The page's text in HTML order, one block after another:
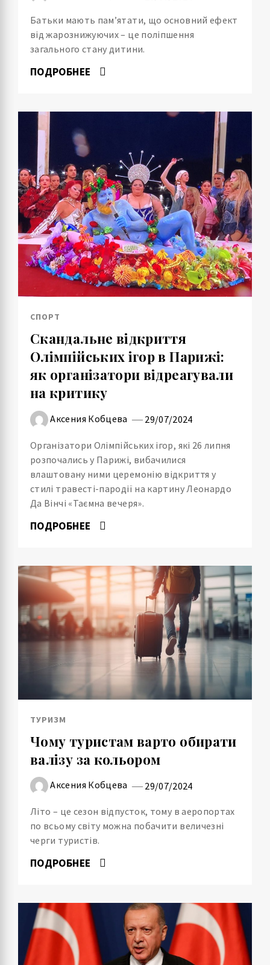
Батьки мають пам’ятати, що основний ефект
від жарознижуючих – це поліпшення
загального стану дитини.
ПОДРОБНЕЕ
СПОРТ
Скандальне відкриття
Олімпійських ігор в Парижі:
як організатори відреагували
на критику
Аксения Кобцева 29/07/2024
Організатори Олімпійських ігор, які 26 липня
розпочались у Парижі, вибачилися
влаштовану ними церемонію відкриття у
стилі травесті-пародії на картину Леонардо
Да Вінчі «Таємна вечеря».
ПОДРОБНЕЕ
ТУРИЗМ
Чому туристам варто обирати
валізу за кольором
Аксения Кобцева 29/07/2024
Літо – це сезон відпусток, тому в аеропортах
по всьому світу можна побачити величезні
черги туристів.
ПОДРОБНЕЕ